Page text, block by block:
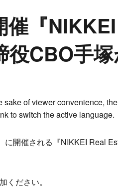
催『
CBO手
sake of viewer convenience,
to switch the active language.
開催される『NIKKEI Real
ください。